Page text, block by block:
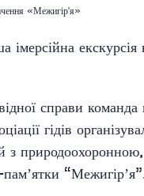
«Межигір'я»
імерсійна
справи
гідів
з